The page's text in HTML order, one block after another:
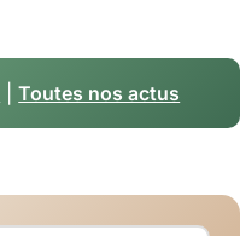
|Toutes nos actus